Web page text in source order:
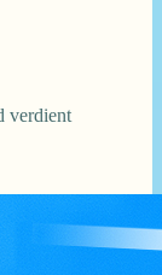
verdient